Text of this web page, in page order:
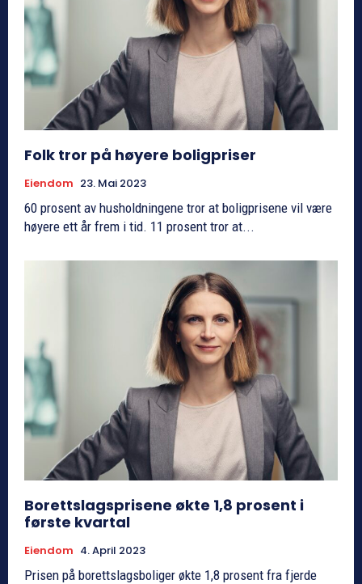
Folk tror på høyere boligpriser
Eiendom 23. Mai 2023
60 prosent av husholdningene tror at boligprisene vil være
høyere ett år frem i tid. 11 prosent tror at...
Borettslagsprisene økte 1,8 prosent i
første kvartal
Eiendom 4. April 2023
Prisen på borettslagsboliger økte 1,8 prosent fra fjerde